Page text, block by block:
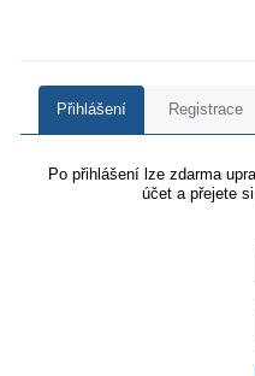
Přihlášení Registrace
Po přihlášení lze zdarma
účet a přejete